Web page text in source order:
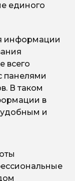
единого
информации
всего
панелями
В таком
в
и